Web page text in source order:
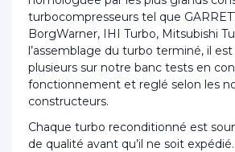
turbocompresseurs tel que
BorgWarner, IHI Turbo, Mitsubishi
l’assemblage du turbo terminé, il
plusieurs sur notre banc tests en
fonctionnement et reglé selon les
constructeurs.
Chaque turbo reconditionné est
de qualité avant qu’il ne soit